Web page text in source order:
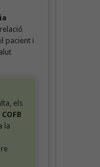
pacient i
els
la